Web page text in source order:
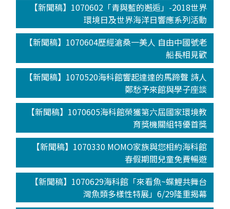
【新聞稿】1070602「青與藍的邂逅」-2018世界
環境日及世界海洋日響應系列活動
【新聞稿】1070604歷經滄桑一美人 自由中國號老
船長相見歡
【新聞稿】1070520海科館響起達達的馬蹄聲 詩人
鄭愁予來館與學子座談
【新聞稿】1070605海科館榮獲第六屆國家環境教
育獎機關組特優首獎
【新聞稿】1070330 MOMO家族與您相約海科館
春假期間兒童免費暢遊
【新聞稿】1070629海科館「來看魚~蝶鯉共舞台
灣魚類多樣性特展」6/29隆重揭幕